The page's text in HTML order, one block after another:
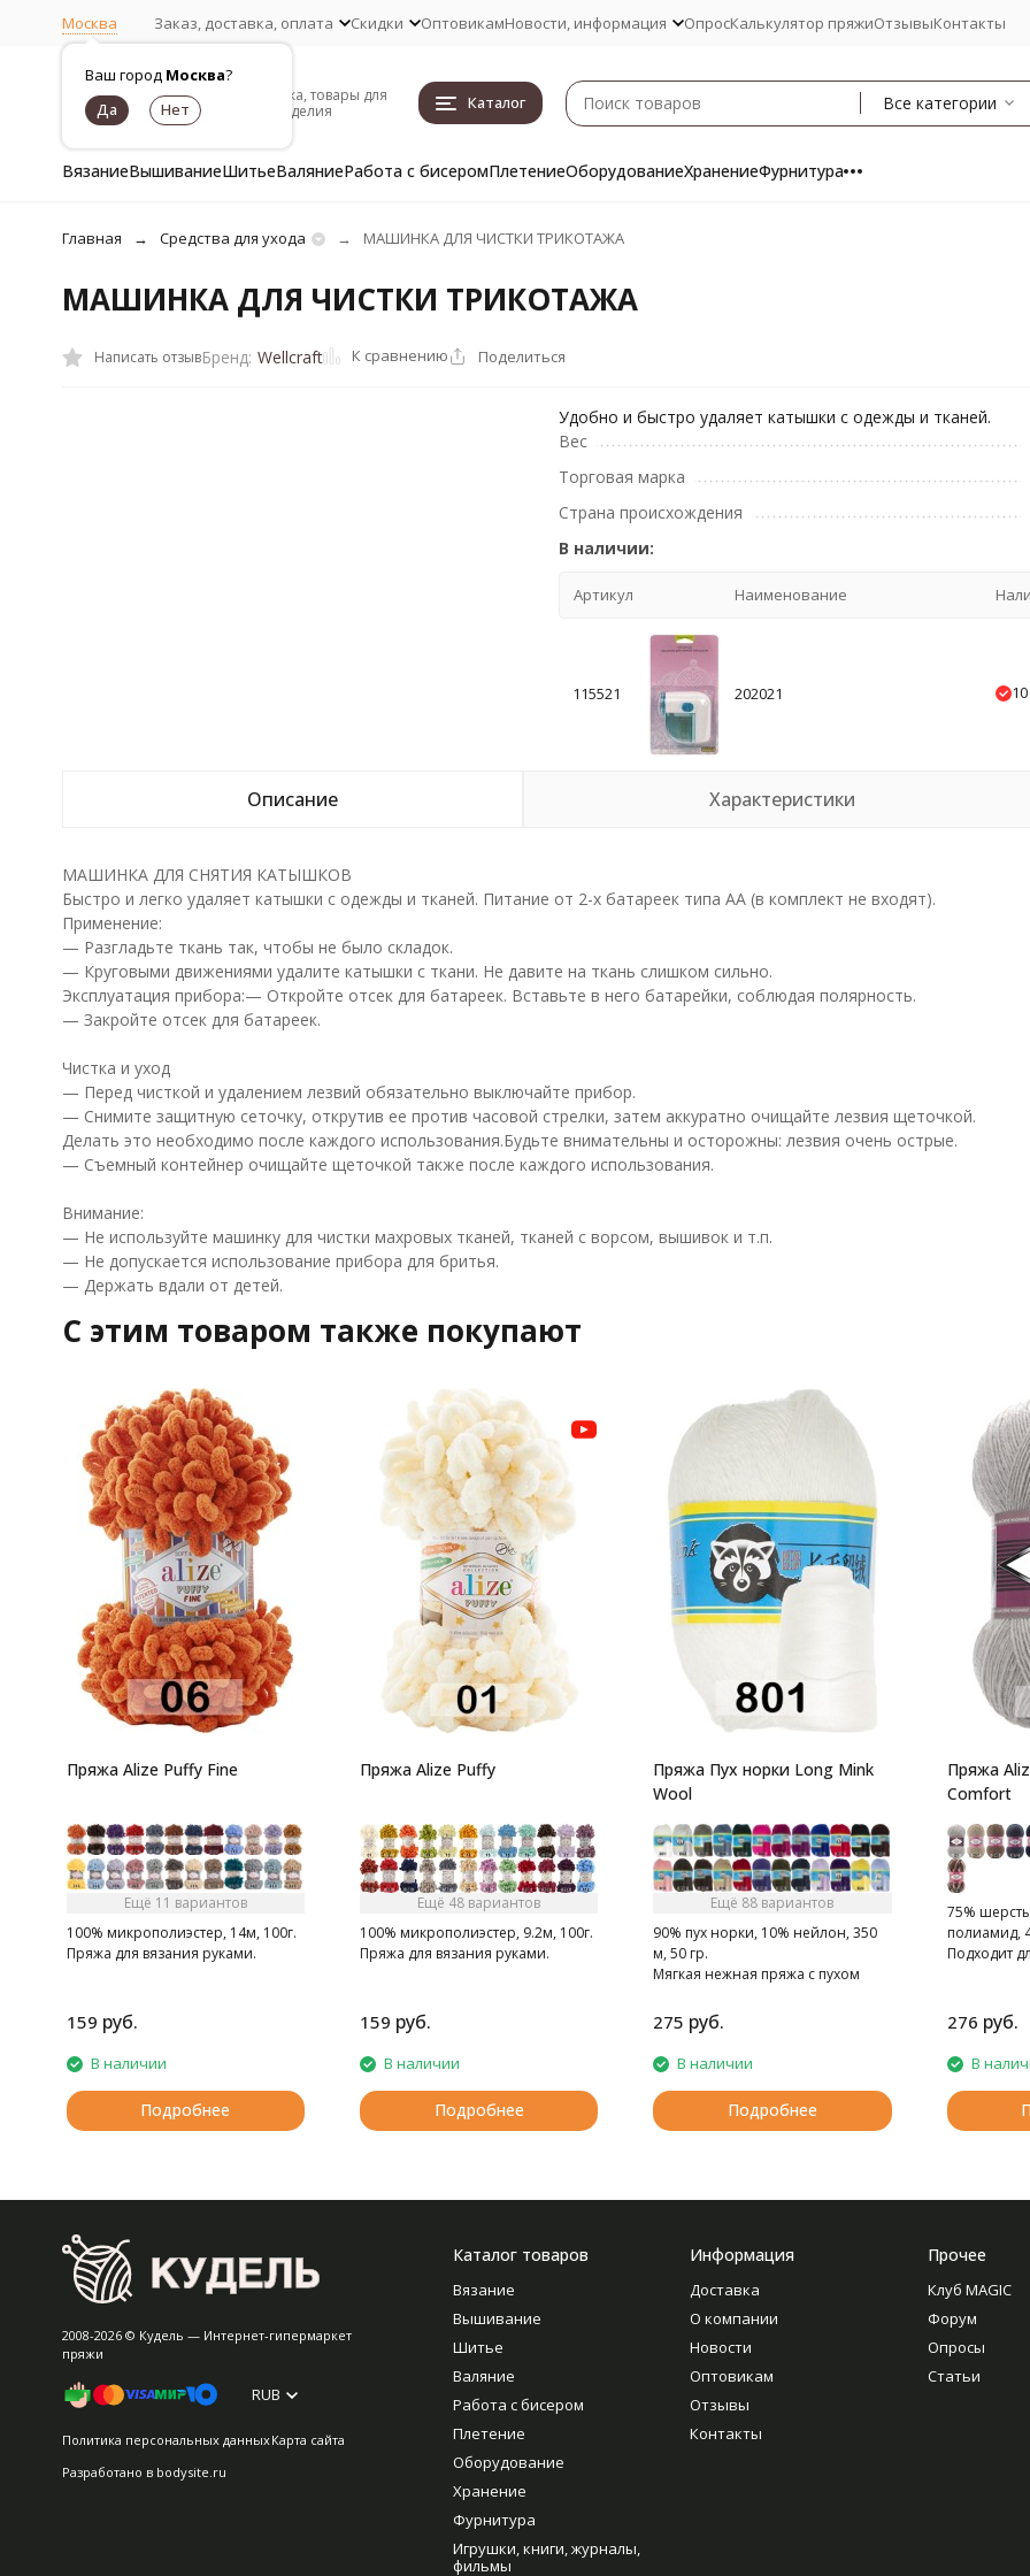
Москва
Ваш город Москва?
Заказ, доставка, оплата Скидки ОптовикамНовости, информация ОпросКалькулятор пряжиОтзывыКонтакты
Пряжа, товары для
рукоделия
Каталог Все категории
ВязаниеВышиваниеШитьеВаляниеРабота с бисеромПлетениеОборудованиеХранениеФурнитура
Главная Средства для ухода МАШИНКА ДЛЯ ЧИСТКИ ТРИКОТАЖА
МАШИНКА ДЛЯ ЧИСТКИ ТРИКОТАЖА
Написать отзывБренд: Wellcraft К сравнению Поделиться
Удобно и быстро удаляет катышки с одежды и тканей.
Вес
Торговая марка
Страна происхождения
В наличии:
Артикул Наименование
115521 202021
Описание Характеристики
МАШИНКА ДЛЯ СНЯТИЯ КАТЫШКОВ
Быстро и легко удаляет катышки с одежды и тканей. Питание от 2-х батареек типа АА (в комплект не входят).
Применение:
— Разгладьте ткань так, чтобы не было складок.
— Круговыми движениями удалите катышки с ткани. Не давите на ткань слишком сильно.
Эксплуатация прибора:— Откройте отсек для батареек. Вставьте в него батарейки, соблюдая полярность.
— Закройте отсек для батареек.
Чистка и уход
— Перед чисткой и удалением лезвий обязательно выключайте прибор.
— Снимите защитную сеточку, открутив ее против часовой стрелки, затем аккуратно очищайте лезвия щеточкой.
Делать это необходимо после каждого использования.Будьте внимательны и осторожны: лезвия очень острые.
— Съемный контейнер очищайте щеточкой также после каждого использования.
Внимание:
— Не используйте машинку для чистки махровых тканей, тканей с ворсом, вышивок и т.п.
— Не допускается использование прибора для бритья.
— Держать вдали от детей.
C этим товаром также покупают
Пряжа Alize Puffy Fine
Ещё 11 вариантов
100% микрополиэстер, 14м, 100г.
Пряжа для вязания руками.
159 руб.
В наличии
Подробнее
Пряжа Alize Puffy
Ещё 48 вариантов
100% микрополиэстер, 9.2м, 100г.
Пряжа для вязания руками.
159 руб.
В наличии
Подробнее
Пряжа Пух норки Long Mink
Wool
Ещё 88 вариантов
90% пух норки, 10% нейлон, 350
м, 50 гр.
Мягкая нежная пряжа с пухом
275 руб.
В наличии
Подробнее
Пряжа
Comfort
75%
полиамид,
Подходит
276 руб.
В
2008-2026 © Кудель — Интернет-гипермаркет
пряжи
RUB
Политика персональных данныхКарта сайта
Разработано в bodysite.ru
Каталог товаров
Вязание
Вышивание
Шитье
Валяние
Работа с бисером
Плетение
Оборудование
Хранение
Фурнитура
Игрушки, книги, журналы,
фильмы
Информация
Доставка
О компании
Новости
Оптовикам
Отзывы
Контакты
Прочее
Клуб MAGIC
Форум
Опросы
Статьи